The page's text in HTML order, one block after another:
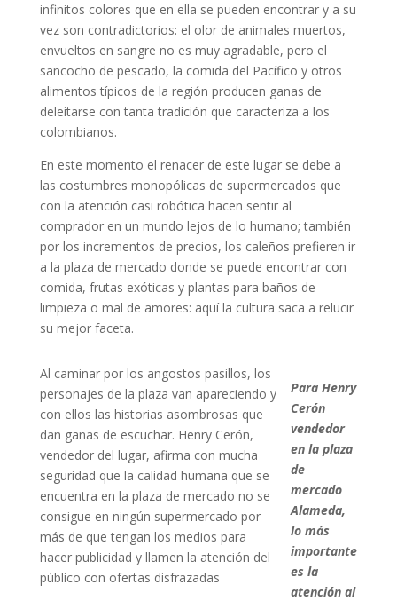
infinitos colores que en ella se pueden encontrar y a su
vez son contradictorios: el olor de animales muertos,
envueltos en sangre no es muy agradable, pero el
sancocho de pescado, la comida del Pacífico y otros
alimentos típicos de la región producen ganas de
deleitarse con tanta tradición que caracteriza a los
colombianos.
En este momento el renacer de este lugar se debe a
las costumbres monopólicas de supermercados que
con la atención casi robótica hacen sentir al
comprador en un mundo lejos de lo humano; también
por los incrementos de precios, los caleños prefieren ir
a la plaza de mercado donde se puede encontrar con
comida, frutas exóticas y plantas para baños de
limpieza o mal de amores: aquí la cultura saca a relucir
su mejor faceta.
Para Henry
Cerón
vendedor
en la plaza
de
mercado
Alameda,
lo más
importante
es la
atención al
Al caminar por los angostos pasillos, los
personajes de la plaza van apareciendo y
con ellos las historias asombrosas que
dan ganas de escuchar. Henry Cerón,
vendedor del lugar, afirma con mucha
seguridad que la calidad humana que se
encuentra en la plaza de mercado no se
consigue en ningún supermercado por
más de que tengan los medios para
hacer publicidad y llamen la atención del
público con ofertas disfrazadas